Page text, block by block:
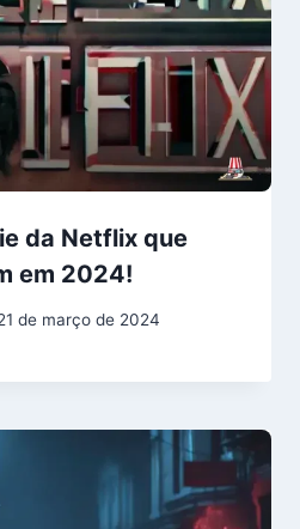
da Netflix que
em 2024!
de março de 2024